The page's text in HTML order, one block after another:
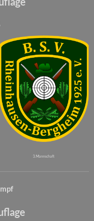
3. Mannschaft